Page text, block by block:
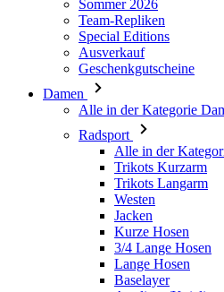
Damen
Alle in der Kategorie
Radsport
Alle in der
Trikots Langarm
Westen
Jacken
Kurze Hosen
3/4 Lange Hosen
Lange Hosen
Baselayer
Armlinge/
Caps & Mützen
Handschuhe
Socken
Andere